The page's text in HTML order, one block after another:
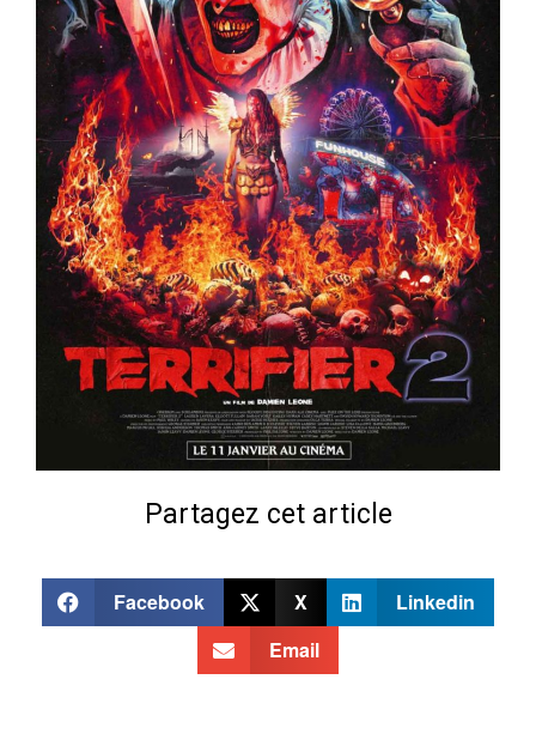
Partagez cet article
Facebook X
Linkedin
Email